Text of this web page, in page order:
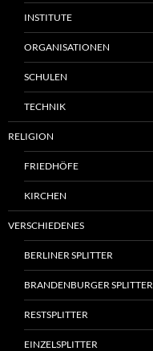
INSTITUTE
ORGANISATIONEN
SCHULEN
TECHNIK
RELIGION
FRIEDHÖFE
KIRCHEN
VERSCHIEDENES
BERLINER SPLITTER
BRANDENBURGER SPLITTER
RESTSPLITTER
EINZELSPLITTER